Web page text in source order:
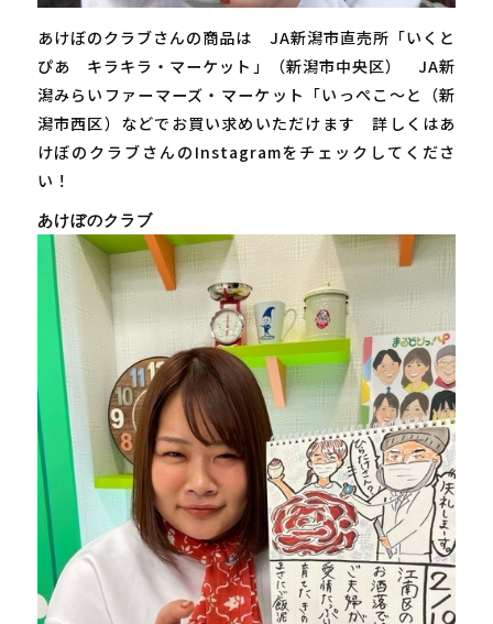
あけぼのクラブさんの商品は JA新潟市直売所「いくと
ぴあ キラキラ・マーケット」（新潟市中央区） JA新
潟みらいファーマーズ・マーケット「いっぺこ～と（新
潟市西区）などでお買い求めいただけます 詳しくはあ
けぼのクラブさんのInstagramをチェックしてくださ
い！
あけぼのクラブ